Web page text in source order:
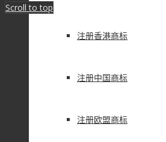
注册香港商标
注册中国商标
注册欧盟商标
Scroll to top